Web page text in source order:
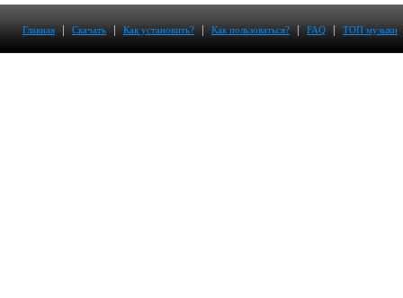
Главная | Скачать | Как установить? | Как пользоваться? | FAQ | ТОП музыки